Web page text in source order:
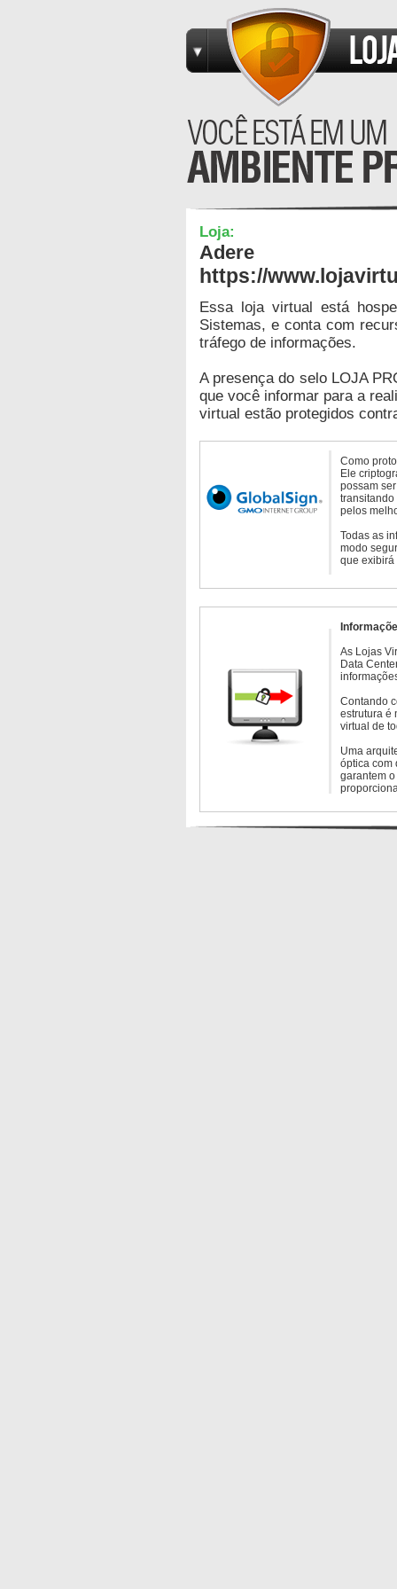
Loja:
Adere
https://
Essa loja virtual está
Sistemas, e conta com
tráfego de informações.
A presença do selo LOJA
que você informar para a
virtual estão protegidos
Como
Ele
possam
transitando
pelos
Todas as
modo
que exibirá
As Lojas
Data
Contando
estrutura é
virtual de
Uma
óptica com
garantem